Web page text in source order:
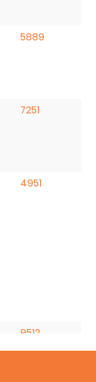
5889
7251
4951
9512